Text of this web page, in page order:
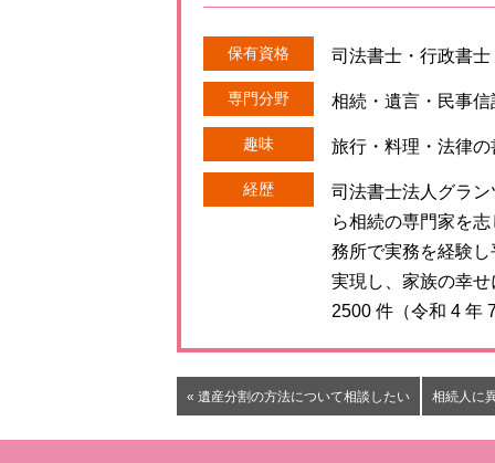
保有資格 司法書士・行政書
専門分野 相続・遺言・民事
趣味 旅行・料理・法律
経歴
司法書士法人グラ
ら相続の専門家を
務所で実務を経験
実現し、家族の幸
2500 件（令和 4 年
« 遺産分割の方法について相談したい 相続人に